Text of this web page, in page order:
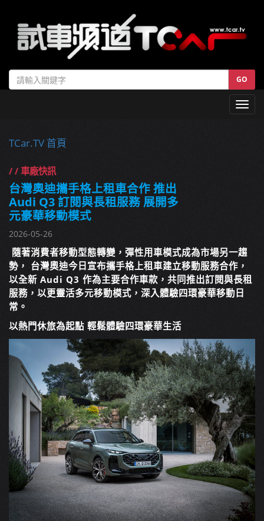
GO
TCar.TV 首頁
/ / 車廠快訊
台灣奧迪攜手格上租車合作 推出
Audi Q3 訂閱與長租服務 展開多
元豪華移動模式
2026-05-26
隨著消費者移動型態轉變，彈性用車模式成為市場另一趨
勢， 台灣奧迪今日宣布攜手格上租車建立移動服務合作，
以全新 Audi Q3 作為主要合作車款，共同推出訂閱與長租
服務，以更靈活多元移動模式，深入體驗四環豪華移動日
常。
以熱門休旅為起點 輕鬆體驗四環豪華生活